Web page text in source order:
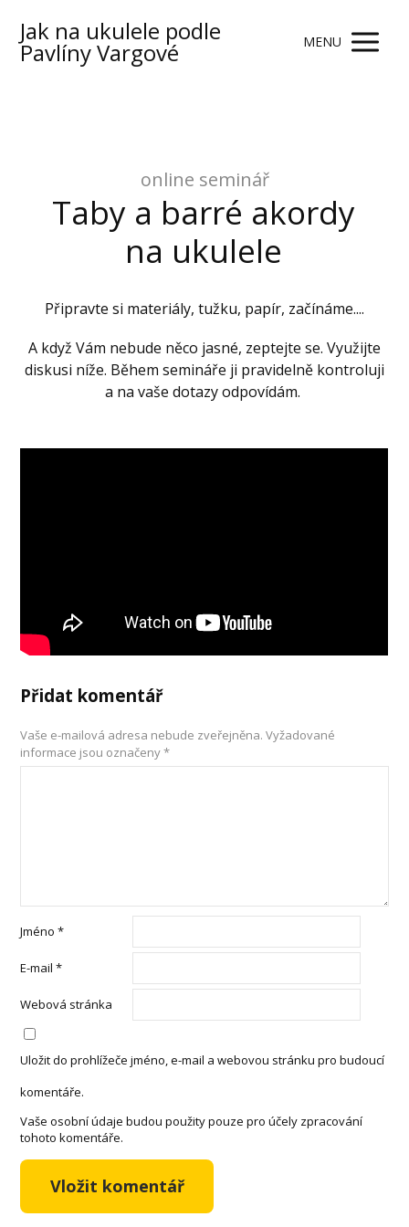
Jak na ukulele podle
Pavlíny Vargové MENU
online seminář
Taby a barré akordy
na ukulele
Připravte si materiály, tužku, papír, začínáme....
A když Vám nebude něco jasné, zeptejte se. Využijte
diskusi níže. Během semináře ji pravidelně kontroluji
a na vaše dotazy odpovídám.
Přidat komentář
Vaše e-mailová adresa nebude zveřejněna. Vyžadované
informace jsou označeny*
Jméno*
E-mail*
Webová stránka
Uložit do prohlížeče jméno, e-mail a webovou stránku pro budoucí
komentáře.
Vaše osobní údaje budou použity pouze pro účely zpracování
tohoto komentáře.